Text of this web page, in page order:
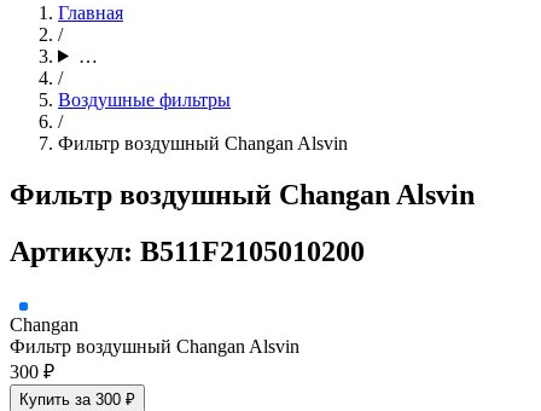
Главная
/
…
/
Воздушные фильтры
/
Фильтр воздушный Changan Alsvin
Фильтр воздушный Changan Alsvin
Артикул: B511F2105010200
Changan
Фильтр воздушный Changan Alsvin
300 ₽
Купить за 300 ₽